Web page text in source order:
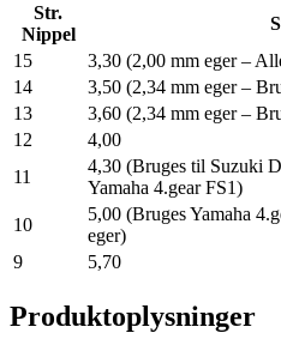
Str.
Nippel
15
3,30 (2,00 mm eger –
14
3,50 (2,34 mm eger –
13
3,60 (2,34 mm eger –
12
4,00
11
4,30 (Bruges til Suzuki
Yamaha 4.gear FS1)
10
5,00 (Bruges Yamaha
eger)
9
5,70
Produktoplysninger